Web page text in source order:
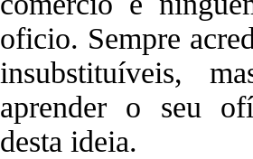
oficio. Sempre
insubstituíveis,
aprender o seu
desta ideia.